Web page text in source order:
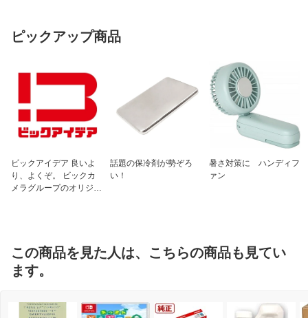
ピックアップ商品
ビックアイデア 良いよ
り、よくぞ。 ビックカ
メラグループのオリジナ
話題の保冷剤が勢ぞろ
い！
暑さ対策に ハンディフ
ァン
この商品を見た人は、こちらの商品も見てい
ます。